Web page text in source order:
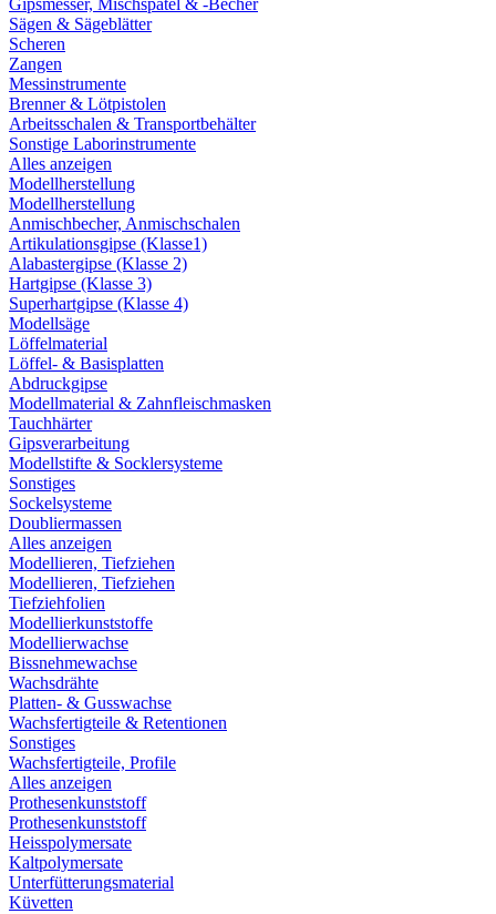
Gipsmesser, Mischspatel & -Becher
Sägen & Sägeblätter
Scheren
Zangen
Messinstrumente
Brenner & Lötpistolen
Arbeitsschalen & Transportbehälter
Sonstige Laborinstrumente
Alles anzeigen
Modellherstellung
Modellherstellung
Anmischbecher, Anmischschalen
Artikulationsgipse (Klasse1)
Alabastergipse (Klasse 2)
Hartgipse (Klasse 3)
Superhartgipse (Klasse 4)
Modellsäge
Löffelmaterial
Löffel- & Basisplatten
Abdruckgipse
Modellmaterial & Zahnfleischmasken
Tauchhärter
Gipsverarbeitung
Modellstifte & Socklersysteme
Sonstiges
Sockelsysteme
Doubliermassen
Alles anzeigen
Modellieren, Tiefziehen
Modellieren, Tiefziehen
Tiefziehfolien
Modellierkunststoffe
Modellierwachse
Bissnehmewachse
Wachsdrähte
Platten- & Gusswachse
Wachsfertigteile & Retentionen
Sonstiges
Wachsfertigteile, Profile
Alles anzeigen
Prothesenkunststoff
Prothesenkunststoff
Heisspolymersate
Kaltpolymersate
Unterfütterungsmaterial
Küvetten